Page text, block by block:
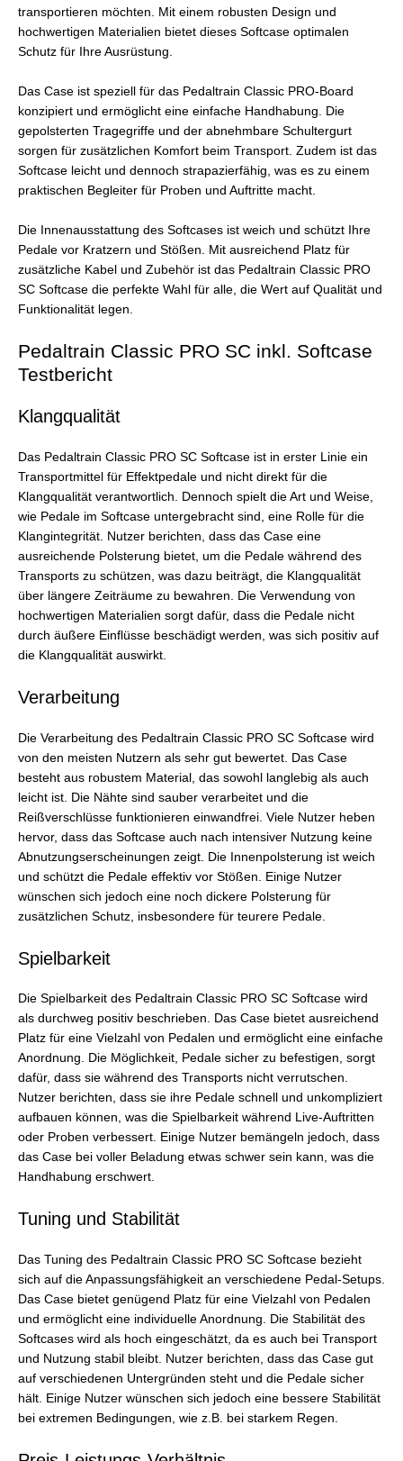
transportieren möchten. Mit einem robusten Design und
hochwertigen Materialien bietet dieses Softcase optimalen
Schutz für Ihre Ausrüstung.
Das Case ist speziell für das Pedaltrain Classic PRO-Board
konzipiert und ermöglicht eine einfache Handhabung. Die
gepolsterten Tragegriffe und der abnehmbare Schultergurt
sorgen für zusätzlichen Komfort beim Transport. Zudem ist das
Softcase leicht und dennoch strapazierfähig, was es zu einem
praktischen Begleiter für Proben und Auftritte macht.
Die Innenausstattung des Softcases ist weich und schützt Ihre
Pedale vor Kratzern und Stößen. Mit ausreichend Platz für
zusätzliche Kabel und Zubehör ist das Pedaltrain Classic PRO
SC Softcase die perfekte Wahl für alle, die Wert auf Qualität und
Funktionalität legen.
Pedaltrain Classic PRO SC inkl. Softcase
Testbericht
Klangqualität
Das Pedaltrain Classic PRO SC Softcase ist in erster Linie ein
Transportmittel für Effektpedale und nicht direkt für die
Klangqualität verantwortlich. Dennoch spielt die Art und Weise,
wie Pedale im Softcase untergebracht sind, eine Rolle für die
Klangintegrität. Nutzer berichten, dass das Case eine
ausreichende Polsterung bietet, um die Pedale während des
Transports zu schützen, was dazu beiträgt, die Klangqualität
über längere Zeiträume zu bewahren. Die Verwendung von
hochwertigen Materialien sorgt dafür, dass die Pedale nicht
durch äußere Einflüsse beschädigt werden, was sich positiv auf
die Klangqualität auswirkt.
Verarbeitung
Die Verarbeitung des Pedaltrain Classic PRO SC Softcase wird
von den meisten Nutzern als sehr gut bewertet. Das Case
besteht aus robustem Material, das sowohl langlebig als auch
leicht ist. Die Nähte sind sauber verarbeitet und die
Reißverschlüsse funktionieren einwandfrei. Viele Nutzer heben
hervor, dass das Softcase auch nach intensiver Nutzung keine
Abnutzungserscheinungen zeigt. Die Innenpolsterung ist weich
und schützt die Pedale effektiv vor Stößen. Einige Nutzer
wünschen sich jedoch eine noch dickere Polsterung für
zusätzlichen Schutz, insbesondere für teurere Pedale.
Spielbarkeit
Die Spielbarkeit des Pedaltrain Classic PRO SC Softcase wird
als durchweg positiv beschrieben. Das Case bietet ausreichend
Platz für eine Vielzahl von Pedalen und ermöglicht eine einfache
Anordnung. Die Möglichkeit, Pedale sicher zu befestigen, sorgt
dafür, dass sie während des Transports nicht verrutschen.
Nutzer berichten, dass sie ihre Pedale schnell und unkompliziert
aufbauen können, was die Spielbarkeit während Live-Auftritten
oder Proben verbessert. Einige Nutzer bemängeln jedoch, dass
das Case bei voller Beladung etwas schwer sein kann, was die
Handhabung erschwert.
Tuning und Stabilität
Das Tuning des Pedaltrain Classic PRO SC Softcase bezieht
sich auf die Anpassungsfähigkeit an verschiedene Pedal-Setups.
Das Case bietet genügend Platz für eine Vielzahl von Pedalen
und ermöglicht eine individuelle Anordnung. Die Stabilität des
Softcases wird als hoch eingeschätzt, da es auch bei Transport
und Nutzung stabil bleibt. Nutzer berichten, dass das Case gut
auf verschiedenen Untergründen steht und die Pedale sicher
hält. Einige Nutzer wünschen sich jedoch eine bessere Stabilität
bei extremen Bedingungen, wie z.B. bei starkem Regen.